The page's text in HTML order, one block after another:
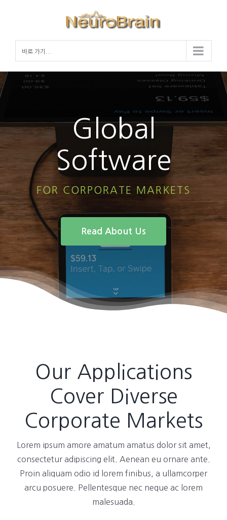
바로 가기...
Global
Software
FOR CORPORATE MARKETS
Read About Us
Our Applications
Cover Diverse
Corporate Markets
Lorem ipsum amore amatum amatus dolor sit amet,
consectetur adipiscing elit. Aenean eu ornare ante.
Proin aliquam odio id lorem finibus, a ullamcorper
arcu posuere. Pellentesque nec neque ac lorem
malesuada.